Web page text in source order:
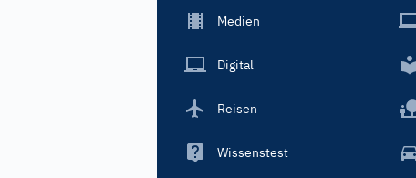
Footer
Main
Medien
Digital
Reisen
Wissenstest